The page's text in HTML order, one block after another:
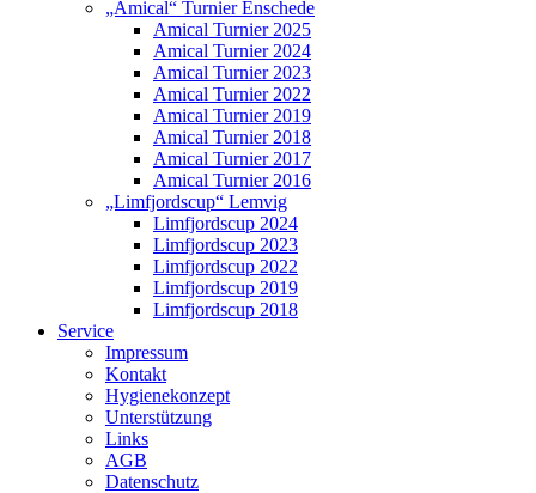
„Amical“ Turnier Enschede
Amical Turnier 2025
Amical Turnier 2024
Amical Turnier 2023
Amical Turnier 2022
Amical Turnier 2019
Amical Turnier 2018
Amical Turnier 2017
Amical Turnier 2016
„Limfjordscup“ Lemvig
Limfjordscup 2024
Limfjordscup 2023
Limfjordscup 2022
Limfjordscup 2019
Limfjordscup 2018
Service
Impressum
Kontakt
Hygienekonzept
Unterstützung
Links
AGB
Datenschutz